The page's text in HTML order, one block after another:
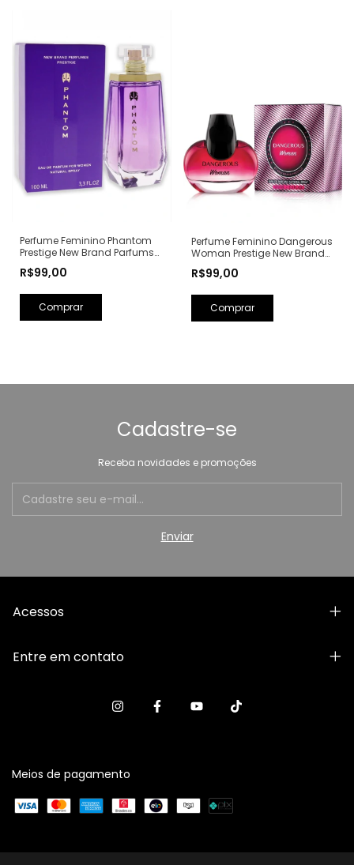
Perfume Feminino Phantom
Prestige New Brand Parfums
Eau de Parfum - 100ml (Ref.
Olfativa: Alien Mugler)
R$99,00
Perfume Feminino Dangerous
Woman Prestige New Brand
100ml (Ref. Olfativa: Poison
R$99,00
Cadastre-se
Receba novidades e promoções
Acessos
Entre em contato
Meios de pagamento